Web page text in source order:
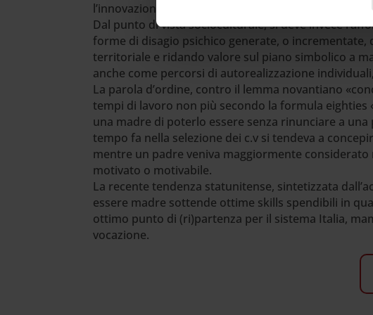
l’innovazione, ne potano di fatto le future
Dal punto di vista socioculturale, si deve invece
forme di disagio psichico generate, o
territoriale e ridando valore sul piano simbolico a
anche come percorsi di autorealizzazione
La parola d’ordine, contro il lemma novantiano
tempi di lavoro non più secondo la formula
una madre di poterlo essere senza rinunciare a
tempo fa nella selezione dei c.v si tendeva a
mentre un padre veniva maggiormente
motivato o motivabile.
La recente tendenza statunitense, sintetizzata
essere madre sottende ottime skills spendibili in
ottimo punto di (ri)partenza per il sistema Italia,
vocazione.